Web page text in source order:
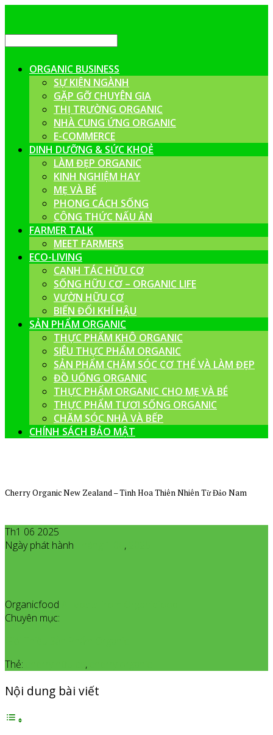
ORGANIC BUSINESS
SỰ KIỆN NGÀNH
GẶP GỠ CHUYÊN GIA
THỊ TRƯỜNG ORGANIC
NHÀ CUNG ỨNG ORGANIC
E-COMMERCE
DINH DƯỠNG & SỨC KHOẺ
LÀM ĐẸP ORGANIC
KINH NGHIỆM HAY
MẸ VÀ BÉ
PHONG CÁCH SỐNG
CÔNG THỨC NẤU ĂN
FARMER TALK
MEET FARMERS
ECO-LIVING
CANH TÁC HỮU CƠ
SỐNG HỮU CƠ – ORGANIC LIFE
VƯỜN HỮU CƠ
BIẾN ĐỔI KHÍ HẬU
SẢN PHẨM ORGANIC
THỰC PHẨM KHÔ ORGANIC
SIÊU THỰC PHẨM ORGANIC
SẢN PHẨM CHĂM SÓC CƠ THỂ VÀ LÀM ĐẸP
ĐỒ UỐNG ORGANIC
THỰC PHẨM ORGANIC CHO MẸ VÀ BÉ
THỰC PHẨM TƯƠI SỐNG ORGANIC
CHĂM SÓC NHÀ VÀ BẾP
CHÍNH SÁCH BẢO MẬT
Cherry Organic New Zealand – Tinh Hoa Thiên Nhiên Từ Đảo Nam
Th1 06 2025
Ngày phát hành
,
Organicfood
Chuyên mục:
Thẻ:
,
Nội dung bài viết